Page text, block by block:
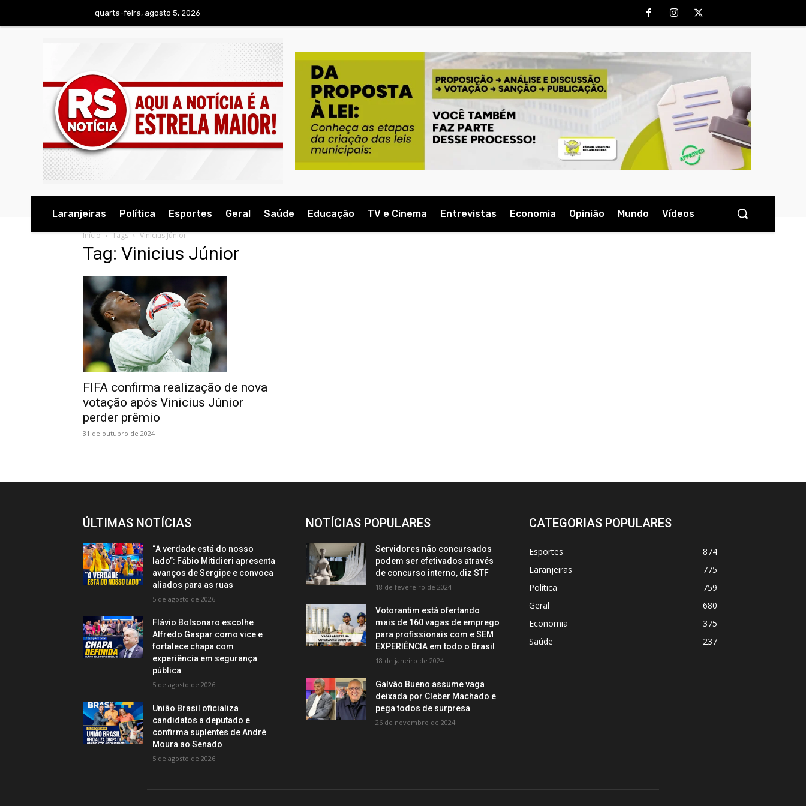
quarta-feira, agosto 5, 2026
Laranjeiras Política Esportes Geral Saúde Educação TV e Cinema Entrevistas Economia Opinião Mundo Vídeos
Início Tags Vinicius Júnior
Tag: Vinicius Júnior
FIFA confirma realização de nova
votação após Vinicius Júnior
perder prêmio
31 de outubro de 2024
ÚLTIMAS NOTÍCIAS
“A verdade está do nosso
lado”: Fábio Mitidieri apresenta
avanços de Sergipe e convoca
aliados para as ruas
5 de agosto de 2026
Flávio Bolsonaro escolhe
Alfredo Gaspar como vice e
fortalece chapa com
experiência em segurança
pública
5 de agosto de 2026
União Brasil oficializa
candidatos a deputado e
confirma suplentes de André
Moura ao Senado
5 de agosto de 2026
NOTÍCIAS POPULARES
Servidores não concursados
podem ser efetivados através
de concurso interno, diz STF
18 de fevereiro de 2024
Votorantim está ofertando
mais de 160 vagas de emprego
para profissionais com e SEM
EXPERIÊNCIA em todo o Brasil
18 de janeiro de 2024
Galvão Bueno assume vaga
deixada por Cleber Machado e
pega todos de surpresa
26 de novembro de 2024
CATEGORIAS POPULARES
Esportes
874
Laranjeiras
775
Política
759
Geral
680
Economia
375
Saúde
237